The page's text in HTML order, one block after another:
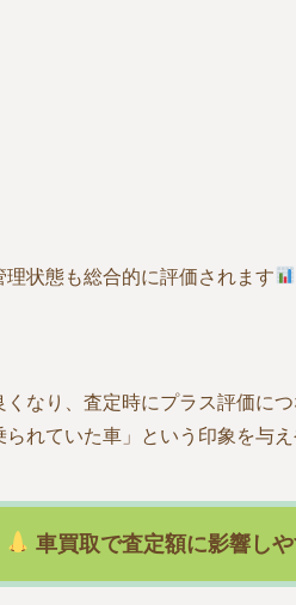
状態も総合的に評価されます
なり、査定時にプラス評価に
れていた車」という印象を与
車買取で査定額に影響し